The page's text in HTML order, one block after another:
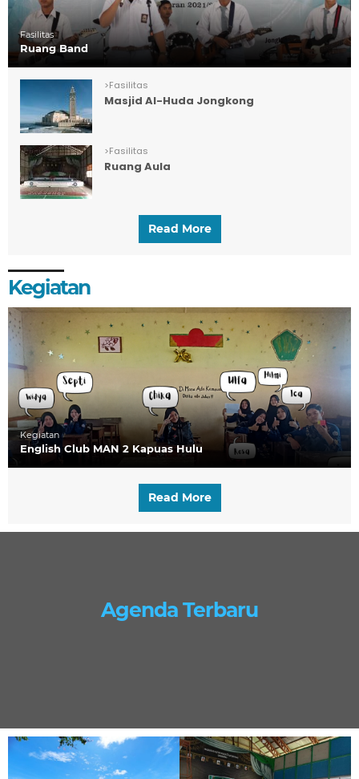
Fasilitas
Ruang Band
>Fasilitas
Masjid Al-Huda Jongkong
>Fasilitas
Ruang Aula
Read More
Kegiatan
Kegiatan
English Club MAN 2 Kapuas Hulu
Read More
Agenda Terbaru